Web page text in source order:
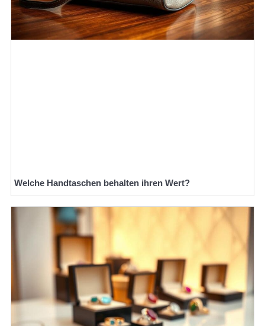
Welche Handtaschen behalten ihren Wert?